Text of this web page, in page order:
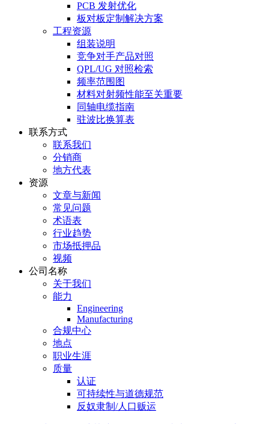
PCB 发射优化
板对板定制解决方案
工程资源
组装说明
竞争对手产品对照
QPL/UG 对照检索
频率范围图
材料对射频性能至关重要
同轴电缆指南
驻波比换算表
联系方式
联系我们
分销商
地方代表
资源
文章与新闻
常见问题
术语表
行业趋势
市场抵押品
视频
公司名称
关于我们
能力
Engineering
Manufacturing
合规中心
地点
职业生涯
质量
认证
可持续性与道德规范
反奴隶制/人口贩运